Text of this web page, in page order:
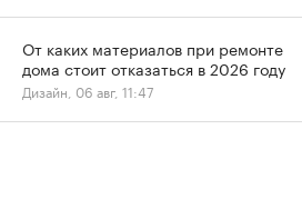
От каких материалов при ремонте
дома стоит отказаться в 2026 году
Дизайн, 06 авг, 11:47